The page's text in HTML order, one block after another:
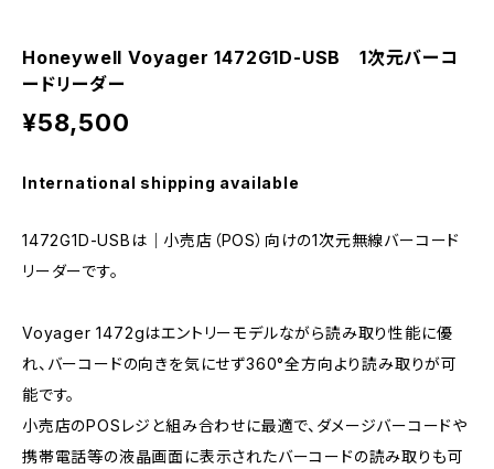
Honeywell Voyager 1472G1D-USB 1次元バーコ
ードリーダー
¥58,500
International shipping available
1472G1D-USBは｜小売店（POS）向けの1次元無線バーコード
リーダーです。
Voyager 1472gはエントリーモデルながら読み取り性能に優
れ、バーコードの向きを気にせず360°全方向より読み取りが可
能です。
小売店のPOSレジと組み合わせに最適で、ダメージバーコードや
携帯電話等の液晶画面に表示されたバーコードの読み取りも可